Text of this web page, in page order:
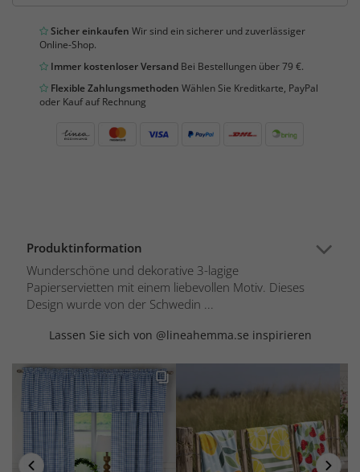
Sicher einkaufen Wir sind ein sicherer und zuverlässiger
Online-Shop.
Immer kostenloser Versand Bei Bestellungen über 79 €.
Flexible Zahlungsmethoden Wählen Sie Kreditkarte, PayPal
oder Kauf auf Rechnung
Produktinformation
Wunderschöne und dekorative 3-lagige
Papierservietten mit einem liebevollen Motiv. Dieses
Design wurde von der Schwedin ...
Lassen Sie sich von @lineahemma.se inspirieren